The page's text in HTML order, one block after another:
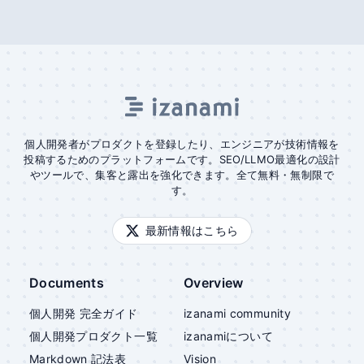
個人開発者がプロダクトを登録したり、エンジニアが技術情報を
投稿するためのプラットフォームです。SEO/LLMO最適化の設計
やツールで、集客と露出を強化できます。全て無料・無制限で
す。
最新情報はこちら
Documents
個人開発 完全ガイド
個人開発プロダクト一覧
Markdown 記法表
Overview
izanami community
izanamiについて
Vision